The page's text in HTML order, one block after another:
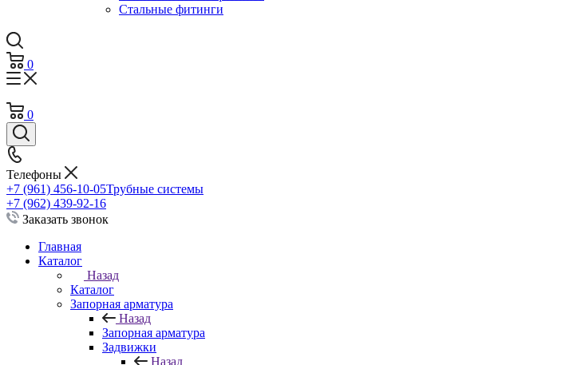
Стальные фитинги
0
0
Телефоны
+7 (961) 456-10-05Трубные системы
+7 (962) 439-92-16
Заказать звонок
Главная
Каталог
Назад
Каталог
Запорная арматура
Назад
Запорная арматура
Задвижки
Назад